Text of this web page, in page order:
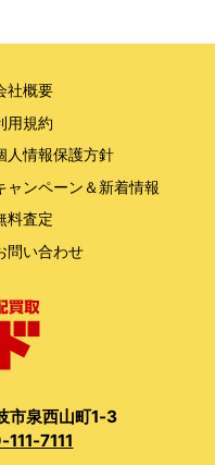
市泉西山町1-3
7111
社概要
用規約
人情報保護方針
ャンペーン＆新着情報
料査定
問い合わせ